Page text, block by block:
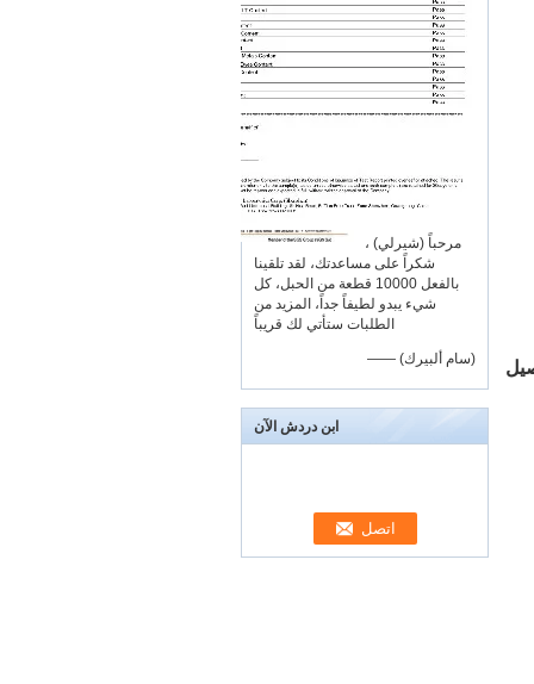
مرحباً (شيرلي) ،
شكراً على مساعدتك، لقد تلقينا
بالفعل 10000 قطعة من الحبل، كل
شيء يبدو لطيفاً جداً، المزيد من
الطلبات ستأتي لك قريباً
—— (سام ألبيرك)
ابن دردش الآن